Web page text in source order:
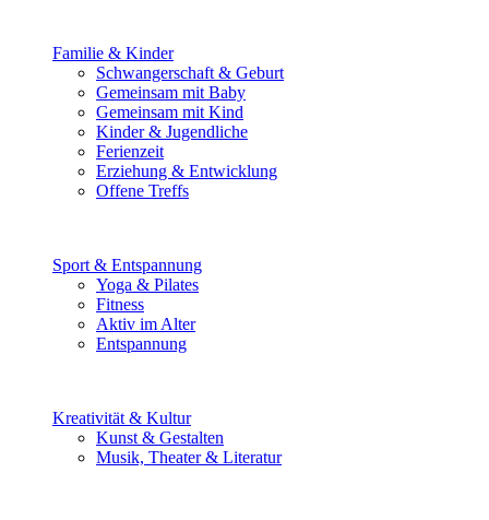
Familie & Kinder
Schwangerschaft & Geburt
Gemeinsam mit Baby
Gemeinsam mit Kind
Kinder & Jugendliche
Ferienzeit
Erziehung & Entwicklung
Offene Treffs
Sport & Entspannung
Yoga & Pilates
Fitness
Aktiv im Alter
Entspannung
Kreativität & Kultur
Kunst & Gestalten
Musik, Theater & Literatur